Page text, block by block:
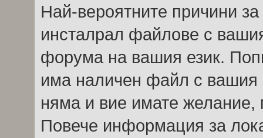
Най-вероятните причини
инсталрал файлове с
форума на вашия език.
има наличен файл с вашия
няма и вие имате желание,
Повече информация за